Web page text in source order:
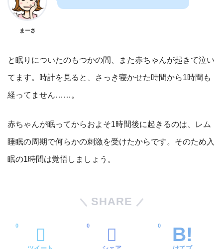
まーさ
と眠りについたのもつかの間、また赤ちゃんが起きて泣い
てます。時計を見ると、さっき寝かせた時間から1時間も
経ってません……。
赤ちゃんが眠ってからおよそ1時間後に起きるのは、レム
睡眠の周期で何らかの刺激を受けたからです。そのため入
眠の1時間は覚悟しましょう。
SHARE
0 0 0